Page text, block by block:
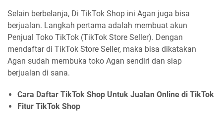
Selain berbelanja, Di TikTok Shop ini Agan juga bisa
berjualan. Langkah pertama adalah membuat akun
Penjual Toko TikTok (TikTok Store Seller). Dengan
mendaftar di TikTok Store Seller, maka bisa dikatakan
Agan sudah membuka toko Agan sendiri dan siap
berjualan di sana.
Cara Daftar TikTok Shop Untuk Jualan Online di TikTok
Fitur TikTok Shop